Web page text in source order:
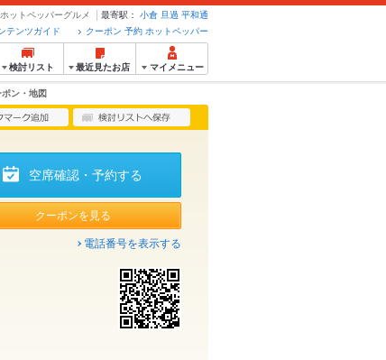
ットペッパーグルメ 最寄駅： 小倉 旦過 平和通
クーポン 予約 ホットペッパー
テンツガイド
検討リスト 最近見たお店 マイメニュー
ポン・地図
空席確認・予約する
クーポンを見る
電話番号を表示する